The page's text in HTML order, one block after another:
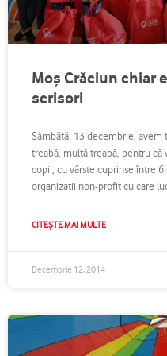
Moş Crăciun chiar
scrisori
Sâmbătă, 13 decembrie, avem
treabă, multă treabă, pentru
copii, cu vârste cuprinse între
organizaţii non-profit cu care
CITEȘTE MAI MULTE
Decembrie 12, 2014